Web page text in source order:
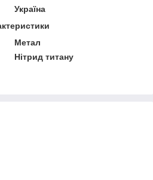
Україна
Метал
Нітрид титану